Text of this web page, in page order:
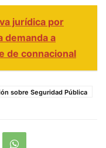
jurídica por
demanda a
de connacional
sobre Seguridad Pública